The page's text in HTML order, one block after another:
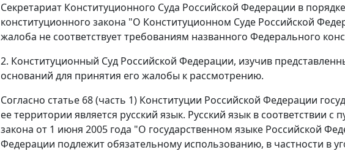
Секретариат Конституционного Суда Российской Федерации в
конституционного закона "О Конституционном Суде Российской
жалоба не соответствует требованиям названного Федерального
2. Конституционный Суд Российской Федерации, изучив
оснований для принятия его жалобы к рассмотрению.
Согласно статье 68 (часть 1) Конституции Российской Федерации
ее территории является русский язык. Русский язык в соответствии
закона от 1 июня 2005 года "О государственном языке Российской
Федерации подлежит обязательному использованию, в частности в